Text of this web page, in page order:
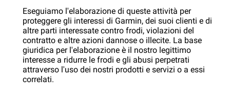
Eseguiamo l'elaborazione di queste attività per
proteggere gli interessi di Garmin, dei suoi clienti e di
altre parti interessate contro frodi, violazioni del
contratto e altre azioni dannose o illecite. La base
giuridica per l'elaborazione è il nostro legittimo
interesse a ridurre le frodi e gli abusi perpetrati
attraverso l'uso dei nostri prodotti e servizi o a essi
correlati.